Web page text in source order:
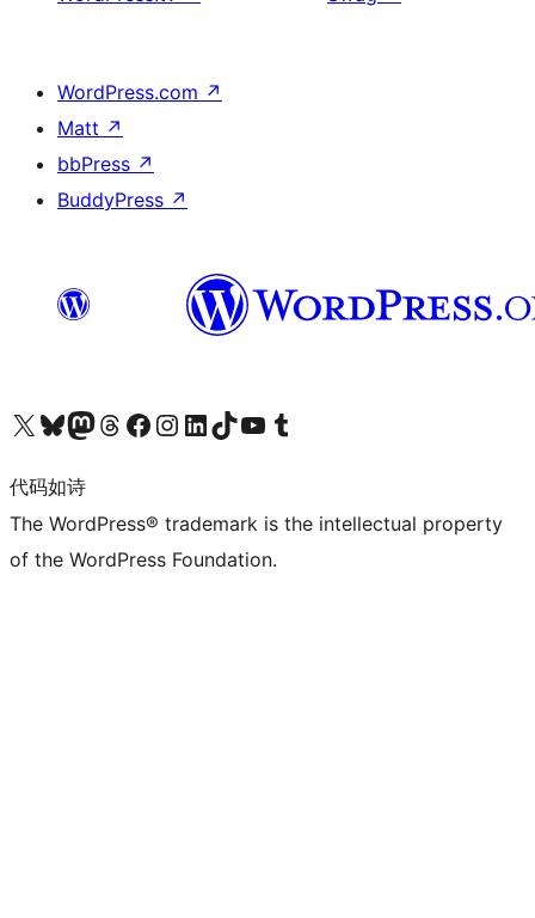
WordPress.com ↗
Matt ↗
bbPress ↗
BuddyPress ↗
关注我们的 X（原 Twitter）账号访问我们的 Bluesky 账号关注我们的 Mastodon 账号访问我们的 Threads 账号 访问我们的 Facebook 公共主页关注我们的 Instagram 账号 关注我们的 LinkedIn 主页访问我们的 TikTok 账号访问我们的 YouTube 频道 访问我们的 Tumblr 账号
代码如诗
The WordPress® trademark is the intellectual property
of the WordPress Foundation.